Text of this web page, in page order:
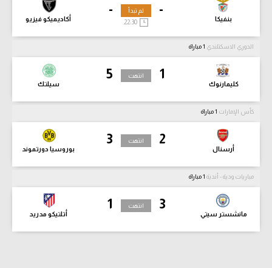
-
بنفيكا
-
أكاديميكو فيزيو
لم تبدأ
الدوري الاسكتلندي
1
كليمارنوك
5
سيلتك
انتهت
كأس الإمارات
2
أرسنال
3
بوروسيا دورتموند
انتهت
مباريات ودية - أندية
3
مانشستر سيتي
1
أتلتيكو مدريد
انتهت